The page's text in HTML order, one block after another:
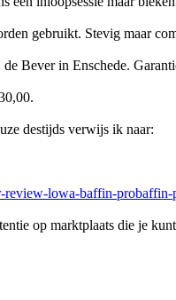
gebruikt. Stevig maar
Bever in Enschede.
destijds verwijs ik naar:
review-lowa-baffin-
op marktplaats die je